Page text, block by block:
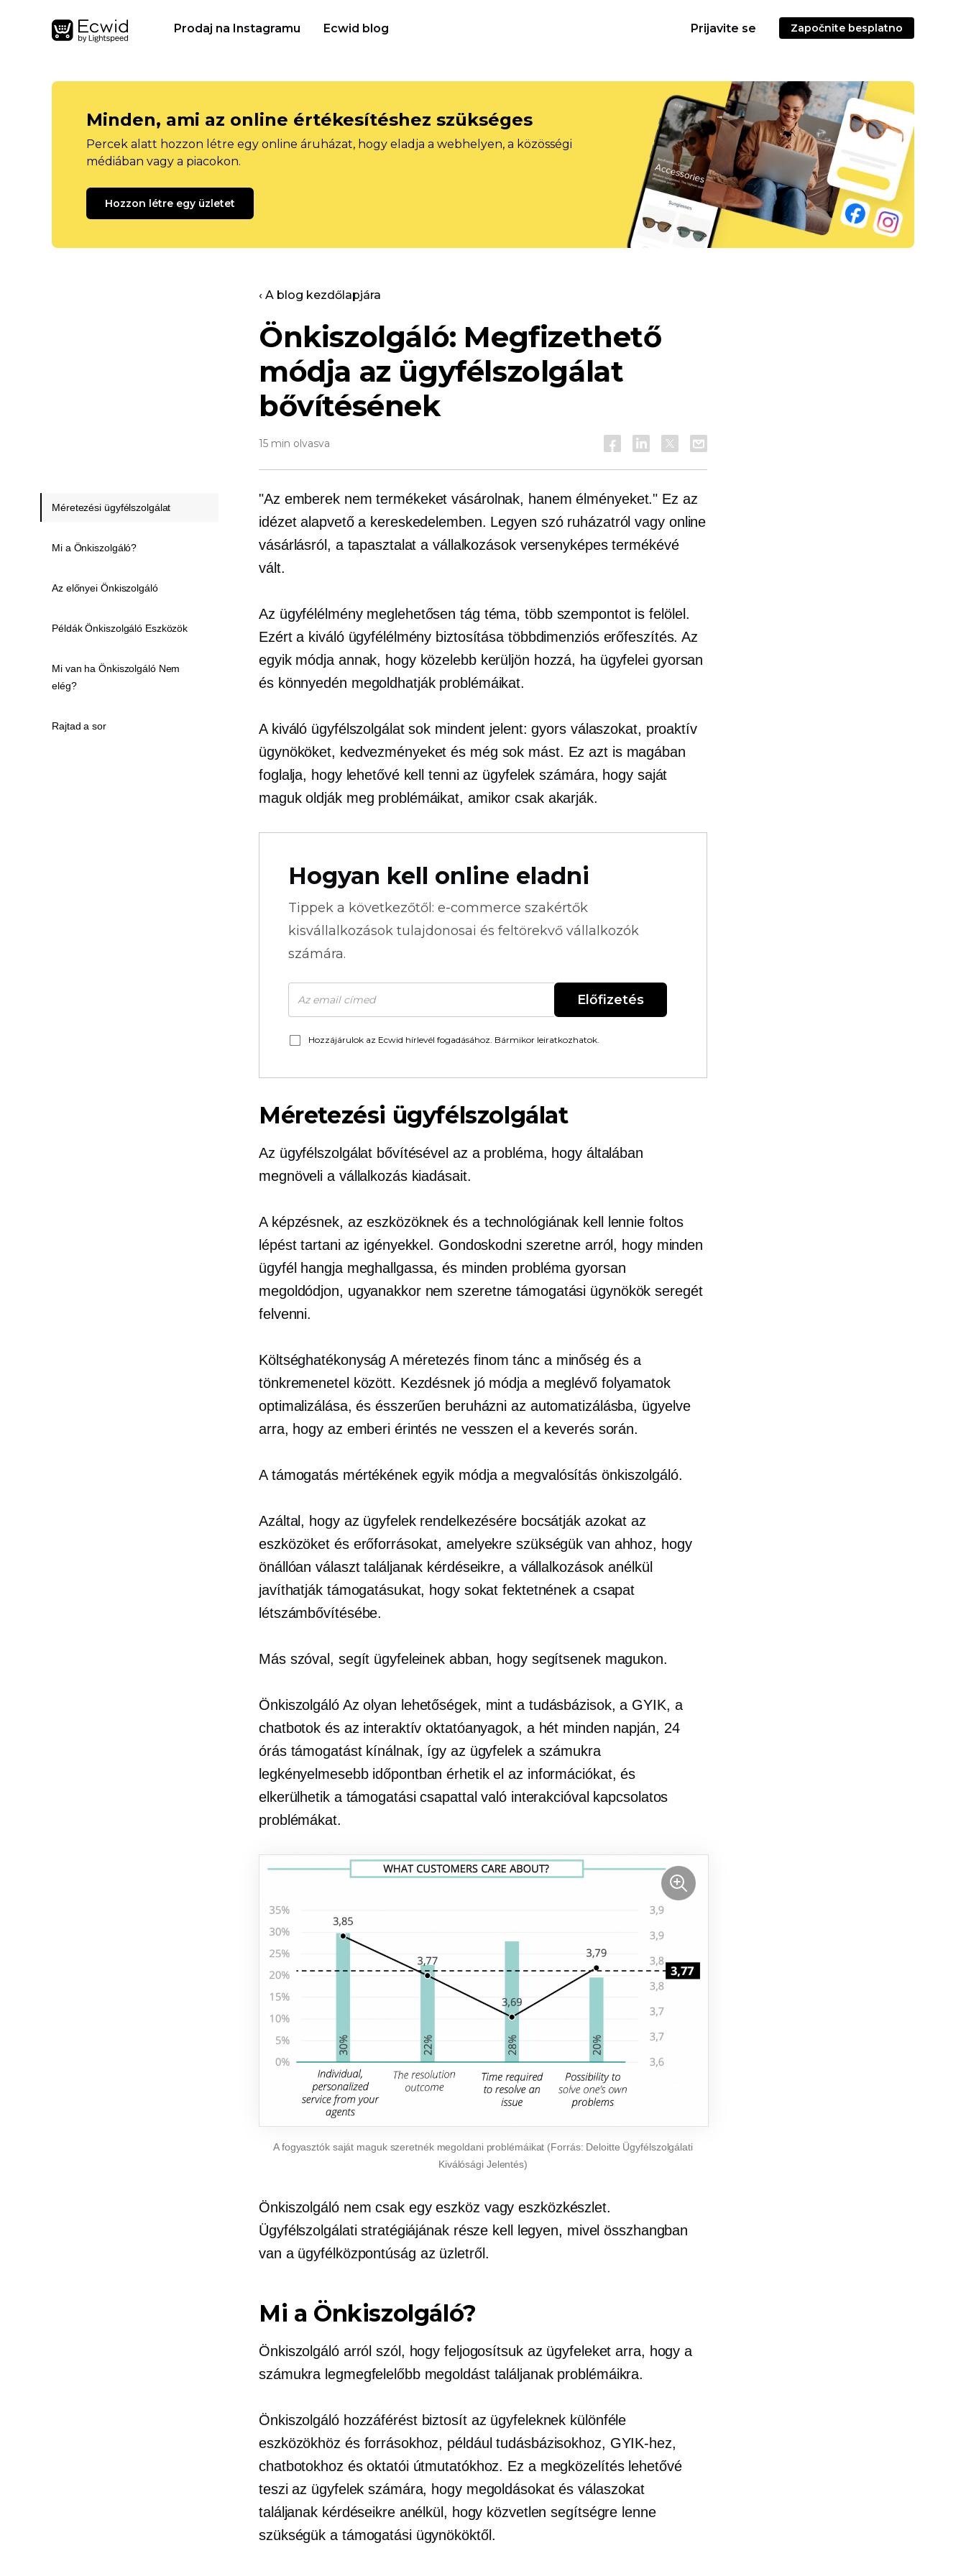
Prodaj na Instagramu Ecwid blog Prijavite se Započnite besplatno
Minden, ami az online értékesítéshez szükséges
Percek alatt hozzon létre egy online áruházat, hogy eladja a webhelyen, a közösségi
médiában vagy a piacokon.
Hozzon létre egy üzletet
‹ A blog kezdőlapjára
Önkiszolgáló: Megfizethető
módja az ügyfélszolgálat
bővítésének
15 min olvasva
"Az emberek nem termékeket vásárolnak, hanem élményeket." Ez az
idézet alapvető a kereskedelemben. Legyen szó ruházatról vagy online
vásárlásról, a tapasztalat a vállalkozások versenyképes termékévé
vált.
Az ügyfélélmény meglehetősen tág téma, több szempontot is felölel.
Ezért a kiváló ügyfélélmény biztosítása többdimenziós erőfeszítés. Az
egyik módja annak, hogy közelebb kerüljön hozzá, ha ügyfelei gyorsan
és könnyedén megoldhatják problémáikat.
A kiváló ügyfélszolgálat sok mindent jelent: gyors válaszokat, proaktív
ügynököket, kedvezményeket és még sok mást. Ez azt is magában
foglalja, hogy lehetővé kell tenni az ügyfelek számára, hogy saját
maguk oldják meg problémáikat, amikor csak akarják.
Hogyan kell online eladni
Tippek a következőtől: e-commerce szakértők
kisvállalkozások tulajdonosai és feltörekvő vállalkozók
számára.
Előfizetés
Hozzájárulok az Ecwid hírlevél fogadásához. Bármikor leiratkozhatok.
Méretezési ügyfélszolgálat
Az ügyfélszolgálat bővítésével az a probléma, hogy általában
megnöveli a vállalkozás kiadásait.
A képzésnek, az eszközöknek és a technológiának kell lennie foltos
lépést tartani az igényekkel. Gondoskodni szeretne arról, hogy minden
ügyfél hangja meghallgassa, és minden probléma gyorsan
megoldódjon, ugyanakkor nem szeretne támogatási ügynökök seregét
felvenni.
Költséghatékonyság A méretezés finom tánc a minőség és a
tönkremenetel között. Kezdésnek jó módja a meglévő folyamatok
optimalizálása, és ésszerűen beruházni az automatizálásba, ügyelve
arra, hogy az emberi érintés ne vesszen el a keverés során.
A támogatás mértékének egyik módja a megvalósítás önkiszolgáló.
Azáltal, hogy az ügyfelek rendelkezésére bocsátják azokat az
eszközöket és erőforrásokat, amelyekre szükségük van ahhoz, hogy
önállóan választ találjanak kérdéseikre, a vállalkozások anélkül
javíthatják támogatásukat, hogy sokat fektetnének a csapat
létszámbővítésébe.
Más szóval, segít ügyfeleinek abban, hogy segítsenek magukon.
ÖnkiszolgálóAz olyan lehetőségek, mint a tudásbázisok, a GYIK, a
chatbotok és az interaktív oktatóanyagok, a hét minden napján, 24
órás támogatást kínálnak, így az ügyfelek a számukra
legkényelmesebb időpontban érhetik el az információkat, és
elkerülhetik a támogatási csapattal való interakcióval kapcsolatos
problémákat.
A fogyasztók saját maguk szeretnék megoldani problémáikat (Forrás: Deloitte Ügyfélszolgálati
Kiválósági Jelentés)
Önkiszolgálónem csak egy eszköz vagy eszközkészlet.
Ügyfélszolgálati stratégiájának része kell legyen, mivel összhangban
van a ügyfélközpontúság az üzletről.
Mi a Önkiszolgáló?
Önkiszolgálóarról szól, hogy feljogosítsuk az ügyfeleket arra, hogy a
számukra legmegfelelőbb megoldást találjanak problémáikra.
Önkiszolgálóhozzáférést biztosít az ügyfeleknek különféle
eszközökhöz és forrásokhoz, például tudásbázisokhoz, GYIK-hez,
chatbotokhoz és oktatói útmutatókhoz. Ez a megközelítés lehetővé
teszi az ügyfelek számára, hogy megoldásokat és válaszokat
találjanak kérdéseikre anélkül, hogy közvetlen segítségre lenne
szükségük a támogatási ügynököktől.
Méretezési ügyfélszolgálat
Mi a Önkiszolgáló?
Az előnyei Önkiszolgáló
Példák Önkiszolgáló Eszközök
Mi van ha Önkiszolgáló Nem
elég?
Rajtad a sor